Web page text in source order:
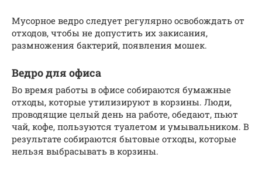
Мусорное ведро следует регулярно освобождать от
отходов, чтобы не допустить их закисания,
размножения бактерий, появления мошек.
Ведро для офиса
Во время работы в офисе собираются бумажные
отходы, которые утилизируют в корзины. Люди,
проводящие целый день на работе, обедают, пьют
чай, кофе, пользуются туалетом и умывальником. В
результате собираются бытовые отходы, которые
нельзя выбрасывать в корзины.